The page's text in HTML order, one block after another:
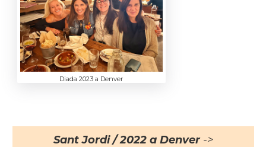
Diada 2023 a Denver
Sant Jordi / 2022 a Denver->